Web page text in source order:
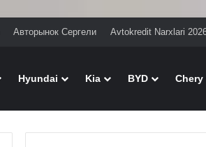
Авторынок Сергели Avtokredit Narxlari
Hyundai Kia BYD Chery